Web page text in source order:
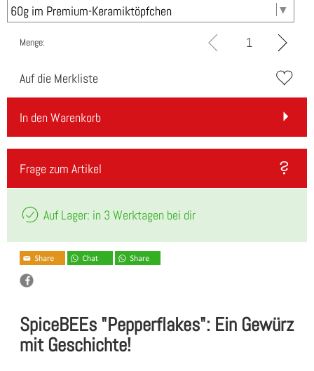
Menge:
Auf die Merkliste
In den Warenkorb
Frage zum Artikel
Auf Lager: in 3 Werktagen bei dir
SpiceBEEs "Pepperflakes": Ein Gewürz
mit Geschichte!